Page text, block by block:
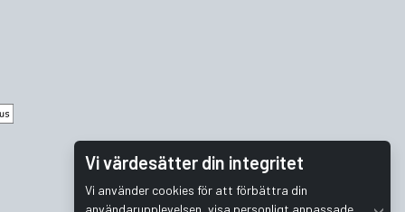
Vi värdesätter din integritet
Vi använder cookies för att förbättra din
användarupplevelsen, visa personligt anpassade